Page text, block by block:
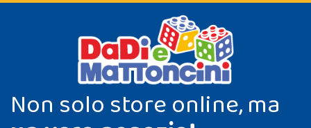
Non solo store online, ma